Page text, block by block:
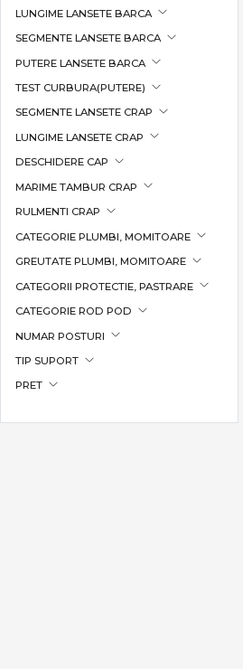
FilFishing
Formax
FOX
Fudo | PRO ANGLER
Gamakatsu
Garbolino
Gardner Tackle
Gold Star
Greys
Guru
JRC
LUNGIME LANSETE BARCA
SEGMENTE LANSETE BARCA
PUTERE LANSETE BARCA
TEST CURBURA(PUTERE)
SEGMENTE LANSETE CRAP
LUNGIME LANSETE CRAP
DESCHIDERE CAP
MARIME TAMBUR CRAP
RULMENTI CRAP
CATEGORIE PLUMBI, MOMITOARE
GREUTATE PLUMBI, MOMITOARE
CATEGORII PROTECTIE, PASTRARE
CATEGORIE ROD POD
NUMAR POSTURI
TIP SUPORT
PRET